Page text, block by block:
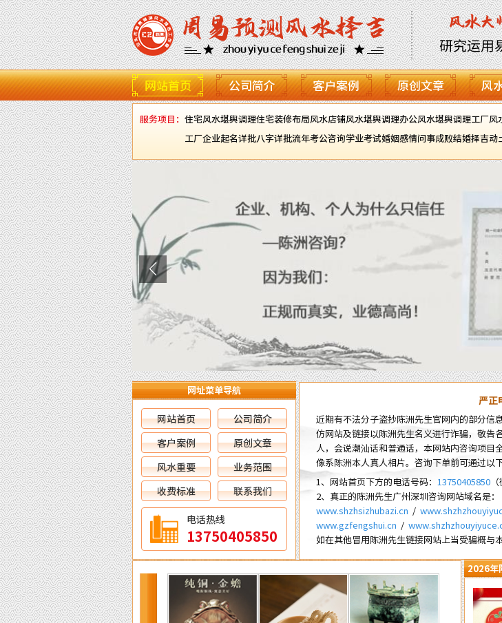
网站首页 公司简介 客户案例 原创文章 风
服务项目： 住宅风水堪舆调理住宅装修布局风水店铺风水堪舆调理办公风水堪舆调理工厂风
工厂企业起名详批八字详批流年考公咨询学业考试婚姻感情问事成败结婚择吉动
网址菜单导航
网站首页
公司简介
客户案例
原创文章
风水重要
业务范围
收费标准
联系我们
电话热线
13750405850
严正
近期有不法分子盗抄陈洲先生官网内的部分信
仿网站及链接以陈洲先生名义进行诈骗，敬告
人，会说潮汕话和普通话，本网站内咨询项
像系陈洲本人真人相片。咨询下单前可通过以下
1、网站首页下方的电话号码： 13750405850
2、真正的陈洲先生广州深圳咨询网站域名是：
www.shzhsizhubazi.cn /
www.gzfengshui.cn /
如在其他冒用陈洲先生链接网站上当受骗概与
2026年